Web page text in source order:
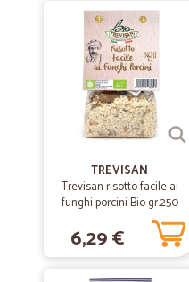
TREVISAN
Trevisan risotto facile ai
funghi porcini Bio gr.250
6,29 €